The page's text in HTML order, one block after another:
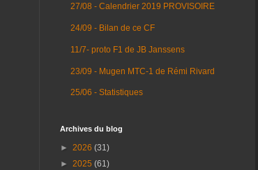
27/08 - Calendrier 2019 PROVISOIRE
24/09 - Bilan de ce CF
11/7- proto F1 de JB Janssens
23/09 - Mugen MTC-1 de Rémi Rivard
25/06 - Statistiques
Archives du blog
► 2026 (31)
► 2025 (61)